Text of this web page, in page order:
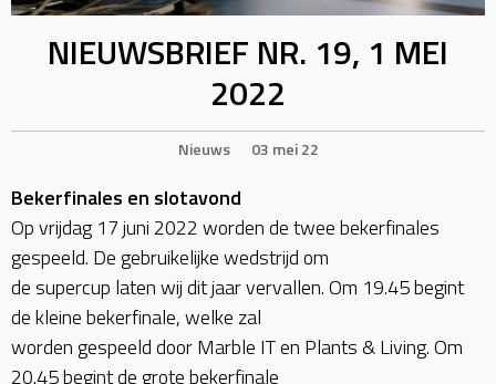
NIEUWSBRIEF NR. 19, 1 MEI
2022
Nieuws 03 mei 22
Bekerfinales en slotavond
Op vrijdag 17 juni 2022 worden de twee bekerfinales
gespeeld. De gebruikelijke wedstrijd om
de supercup laten wij dit jaar vervallen. Om 19.45 begint
de kleine bekerfinale, welke zal
worden gespeeld door Marble IT en Plants & Living. Om
20.45 begint de grote bekerfinale